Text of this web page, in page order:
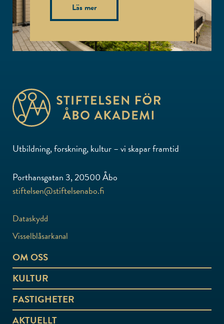
Läs mer
Utbildning, forskning, kultur – vi skapar framtid
Porthansgatan 3, 20500 Åbo
stiftelsen@stiftelsenabo.fi
Dataskydd
Visselblåsarkanal
OM OSS
KULTUR
FASTIGHETER
AKTUELLT